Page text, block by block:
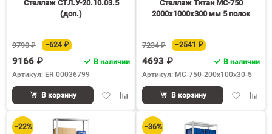
Стеллаж СТЛ.У-20.10.03.5
(доп.)
9790 ₽ −624 ₽
9166 ₽
В наличии
Артикул: ER-00036799
ДобавитьДобавить
сравнению
В корзину
Стеллаж Титан МС-750
2000х1000х300 мм 5 полок
7234 ₽ −2541 ₽
4693 ₽
В наличии
Артикул: МС-750-200х100х30-5
Добавить
В корзину
−22% −36%